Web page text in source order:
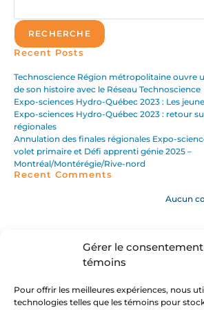
Gérer le
témoins
Pour offrir les meilleures expériences, nous
technologies telles que les témoins pour
RECHERCHE
Recent Posts
Technoscience Région métropolitaine ouvre
de son histoire avec le Réseau Technoscience
Expo-sciences Hydro-Québec 2023 : Les
Expo-sciences Hydro-Québec 2023 : retour
régionales
Annulation des finales régionales Expo-
volet primaire et Défi apprenti génie 2025 –
Montréal/Montérégie/Rive-nord
Recent Comments
Aucun